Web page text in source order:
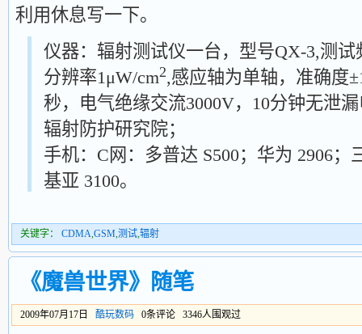
利用休息写一下。
仪器：辐射测试仪一台，型号QX-3,测试
分辨率1μW/cm2,感应轴为单轴，准确度
秒，电气绝缘交流3000V，10分钟无泄
辐射防护研究院；
手机：C网：多普达 S500；华为 2906；
基亚 3100。
关键字： CDMA,GSM,测试,辐射
《魔兽世界》随笔
2009年07月17日 酷玩数码 0条评论 3346人围观过